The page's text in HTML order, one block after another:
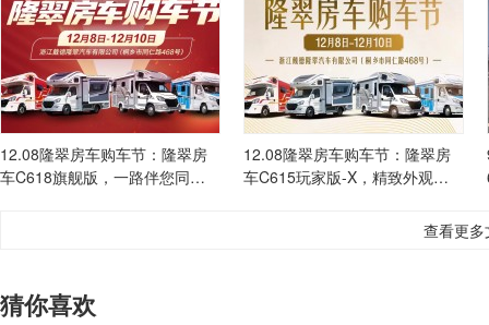
12.08隆翠房车购车节：隆翠房
车C618旗舰版，一路伴您同
12.08隆翠房车购车节：隆翠房
车C615玩家版-X，精致外观，
查看更多
猜你喜欢